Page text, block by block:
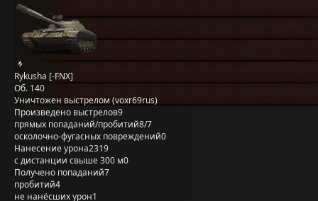
Rykusha [-FNX]
Об. 140
Уничтожен выстрелом (voxr69rus)
Произведено выстрелов9
прямых попаданий/пробитий8/7
осколочно-фугасных повреждений0
Нанесение урона2319
с дистанции свыше 300 м0
Получено попаданий7
пробитий4
не нанёсших урон1